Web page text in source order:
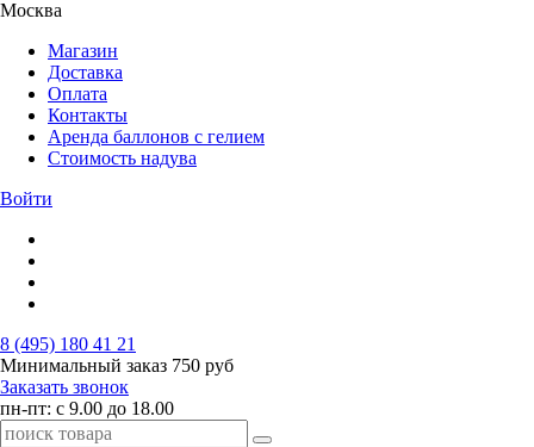
Москва
Магазин
Доставка
Оплата
Контакты
Аренда баллонов с гелием
Стоимость надува
Войти
8 (495) 180 41 21
Минимальный заказ 750 руб
Заказать звонок
пн-пт: с 9.00 до 18.00